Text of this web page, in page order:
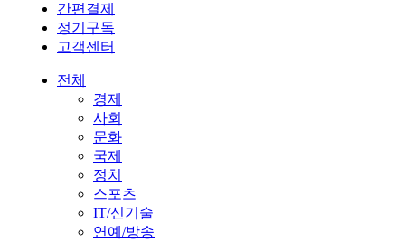
간편결제
정기구독
고객센터
전체
경제
사회
문화
국제
정치
스포츠
IT/신기술
연예/방송